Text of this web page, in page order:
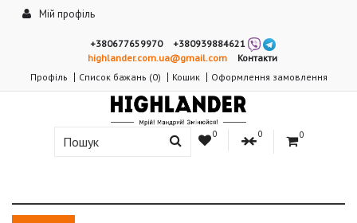
Мій профіль
+380677659970
+380939884621
highlander.com.ua@gmail.com
Контакти
Профіль
Список бажань (0) Кошик Оформлення замовлення
0 0 0